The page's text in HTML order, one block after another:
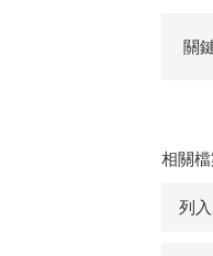
關
相關
列